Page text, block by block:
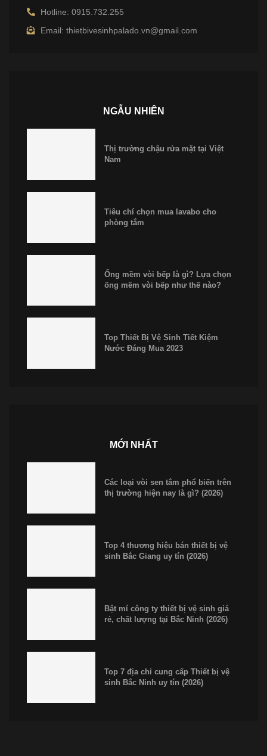
Hotline: 0915.732.255
Email: thietbivesinhpalado.vn@gmail.com
NGẪU NHIÊN
Thị trường chậu rửa mặt tại Việt
Nam
Tiêu chí chọn mua lavabo cho
phòng tắm
Ống mềm vòi bếp là gì? Lựa chọn
ống mềm vòi bếp như thế nào?
Top Thiết Bị Vệ Sinh Tiết Kiệm
Nước Đáng Mua 2023
MỚI NHẤT
Các loại vòi sen tắm phổ biến trên
thị trường hiện nay là gì? (2026)
Top 4 thương hiệu bán thiết bị vệ
sinh Bắc Giang uy tín (2026)
Bật mí công ty thiết bị vệ sinh giá
rẻ, chất lượng tại Bắc Ninh (2026)
Top 7 địa chỉ cung cấp Thiết bị vệ
sinh Bắc Ninh uy tín (2026)